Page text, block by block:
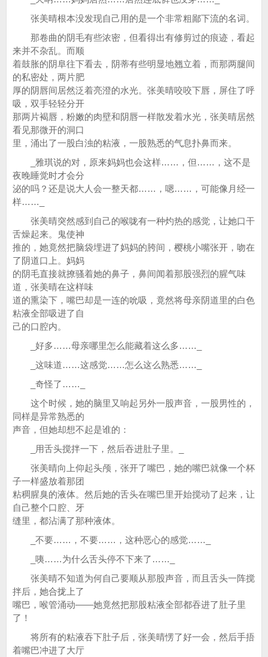
张美晴根本没发现自己用的是一个非常粗鄙下流的名词。
那卷曲的阴毛有些浓密，但看得出有修剪过的痕迹，看起
来并不杂乱。而顺
着鼓胀的阴阜往下看去，阴蒂有些明显地翘立着，而那两腿间
的私密处，两片肥
厚的阴唇间居然泛着亮澄的水光。张美晴咬咬下唇，屏住了呼
吸，双手轻轻分开
那两片褐唇，粉嫩的肉壁和阴唇一样散发着水光，张美晴居然
看见那微开的洞口
里，涌出了一股白浊的粘液，一股熟悉的气息扑鼻而来。
_雅琪说的对，原来妈妈也会这样……，但……，这不是
夜晚睡觉时才会分
泌的吗？还是说大人会一整天都……，嗯……，可能像月经一
样……_
张美晴突然感到自己的喉咙有一种灼热的感觉，让她口干
舌燥起来。鬼使神
推的，她竟然把脑袋埋进了妈妈的胯间，樱桃小嘴张开，吻在
了阴道口上。妈妈
的阴毛直接就撩骚着她的鼻子，鼻间闻着那股强烈的腥气味
道，张美晴在这样味
道的熏染下，嘴巴却是一连的吮吸，竟然将母亲阴道里的白色
粘液全部吸进了自
己的口腔内。
_好多……母亲哪里怎么能藏着这么多……_
_这味道……这感觉……怎么这么熟悉……_
_奇怪了……_
这个时候，她的脑里又响起另外一股声音，一股男性的，
同样是异常熟悉的
声音，但她却想不起是谁的：
_用舌头搅拌一下，然后吞进肚子里。_
张美晴向上仰起头颅，张开了嘴巴，她的嘴巴就像一个杯
子一样盛放着那团
粘稠腥臭的液体。然后她的舌头在嘴巴里开始搅动了起来，让
自己整个口腔、牙
缝里，都沾满了那种液体。
_不要……，不要……，这种恶心的感觉……_
_咦……为什么舌头停不下来了……_
张美晴不知道为何自己要顺从那股声音，而且舌头一阵搅
拌后，她合拢上了
嘴巴，喉管涌动——她竟然把那股粘液全部都吞进了肚子里
了！
将所有的粘液吞下肚子后，张美晴愣了好一会，然后手捂
着嘴巴冲进了大厅